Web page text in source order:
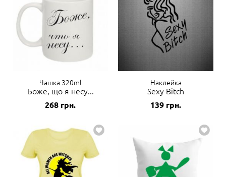
Чашка 320ml
Боже, що я несу...
268 грн.
Наклейка
Sexy Bitch
139 грн.